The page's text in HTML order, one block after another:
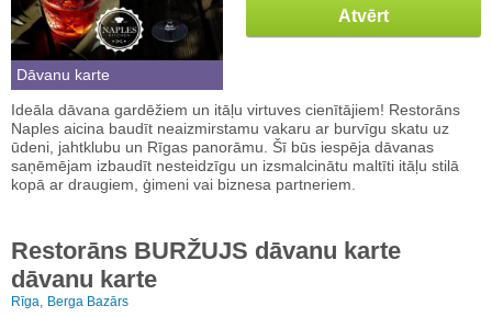
Dāvanu karte
Atvērt
Ideāla dāvana gardēžiem un itāļu virtuves cienītājiem! Restorāns
Naples aicina baudīt neaizmirstamu vakaru ar burvīgu skatu uz
ūdeni, jahtklubu un Rīgas panorāmu. Šī būs iespēja dāvanas
saņēmējam izbaudīt nesteidzīgu un izsmalcinātu maltīti itāļu stilā
kopā ar draugiem, ģimeni vai biznesa partneriem.
Restorāns BURŽUJS dāvanu karte
dāvanu karte
Rīga, Berga Bazārs